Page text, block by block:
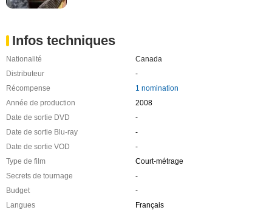
Infos techniques
Nationalité
Canada
Distributeur
-
Récompense
1 nomination
Année de production
2008
Date de sortie DVD
-
Date de sortie Blu-ray
-
Date de sortie VOD
-
Type de film
Court-métrage
Secrets de tournage
-
Budget
-
Langues
Français